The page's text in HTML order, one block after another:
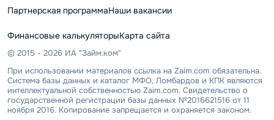
Партнерская программаНаши вакансии
Финансовые калькуляторыКарта сайта
© 2015 - 2026 ИА "Займ.ком"
При использовании материалов ссылка на Zaim.com обязательна.
Система базы данных и каталог МФО, Ломбардов и КПК являются
интеллектуальной собственностью Zaim.com. Свидетельство о
государственной регистрации базы данных №2016621516 от 11
ноября 2016. Копирование запрещается и охраняется законом.